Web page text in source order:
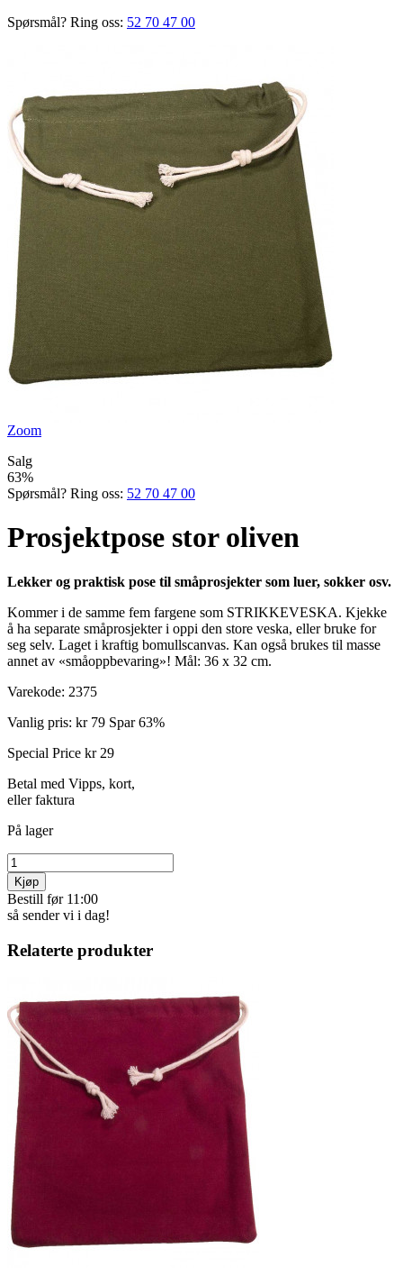
Spørsmål? Ring oss: 52 70 47 00
Zoom
Salg
63%
Spørsmål? Ring oss: 52 70 47 00
Prosjektpose stor oliven
Lekker og praktisk pose til småprosjekter som luer, sokker osv.
Kommer i de samme fem fargene som STRIKKEVESKA. Kjekke
å ha separate småprosjekter i oppi den store veska, eller bruke for
seg selv. Laget i kraftig bomullscanvas. Kan også brukes til masse
annet av «småoppbevaring»! Mål: 36 x 32 cm.
Varekode: 2375
Vanlig pris: kr 79 Spar 63%
Special Price kr 29
Betal med Vipps, kort,
eller faktura
På lager
Kjøp
Bestill før 11:00
så sender vi i dag!
Relaterte produkter